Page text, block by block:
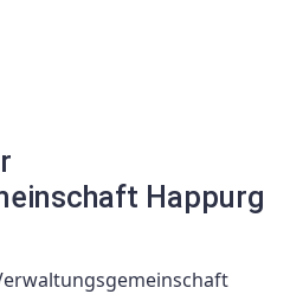
Happurg